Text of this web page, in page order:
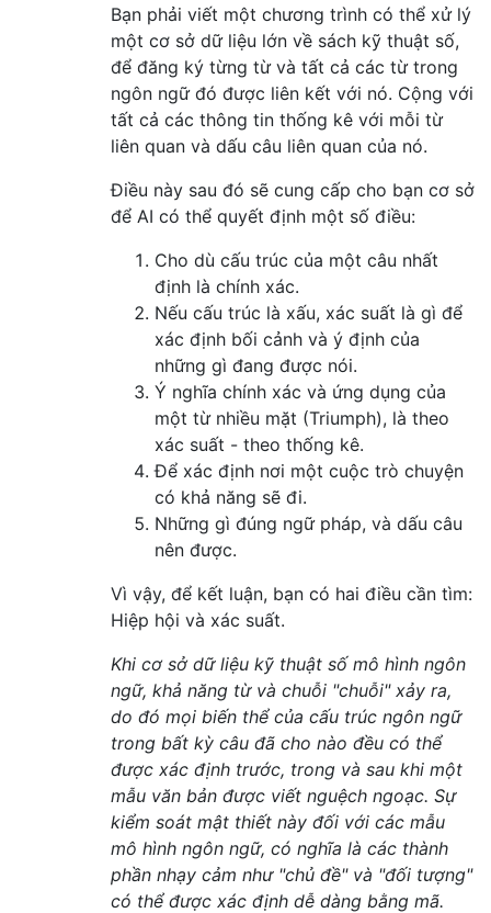
Bạn phải viết một chương trình có thể xử lý
một cơ sở dữ liệu lớn về sách kỹ thuật số,
để đăng ký từng từ và tất cả các từ trong
ngôn ngữ đó được liên kết với nó. Cộng với
tất cả các thông tin thống kê với mỗi từ
liên quan và dấu câu liên quan của nó.
Điều này sau đó sẽ cung cấp cho bạn cơ sở
để AI có thể quyết định một số điều:
Cho dù cấu trúc của một câu nhất
định là chính xác.
Nếu cấu trúc là xấu, xác suất là gì để
xác định bối cảnh và ý định của
những gì đang được nói.
Ý nghĩa chính xác và ứng dụng của
một từ nhiều mặt (Triumph), là theo
xác suất - theo thống kê.
Để xác định nơi một cuộc trò chuyện
có khả năng sẽ đi.
Những gì đúng ngữ pháp, và dấu câu
nên được.
Vì vậy, để kết luận, bạn có hai điều cần tìm:
Hiệp hội và xác suất.
Khi cơ sở dữ liệu kỹ thuật số mô hình ngôn
ngữ, khả năng từ và chuỗi "chuỗi" xảy ra,
do đó mọi biến thể của cấu trúc ngôn ngữ
trong bất kỳ câu đã cho nào đều có thể
được xác định trước, trong và sau khi một
mẫu văn bản được viết nguệch ngoạc. Sự
kiểm soát mật thiết này đối với các mẫu
mô hình ngôn ngữ, có nghĩa là các thành
phần nhạy cảm như "chủ đề" và "đối tượng"
có thể được xác định dễ dàng bằng mã.